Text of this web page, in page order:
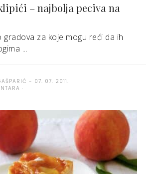
– najbolja peciva na
za koje mogu reći da ih
...
07. 07. 2011.